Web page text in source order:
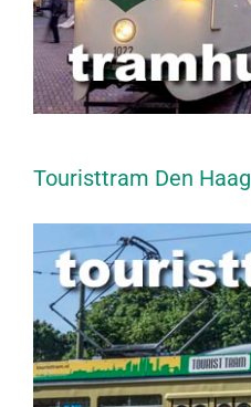
Touristtram Den Haag